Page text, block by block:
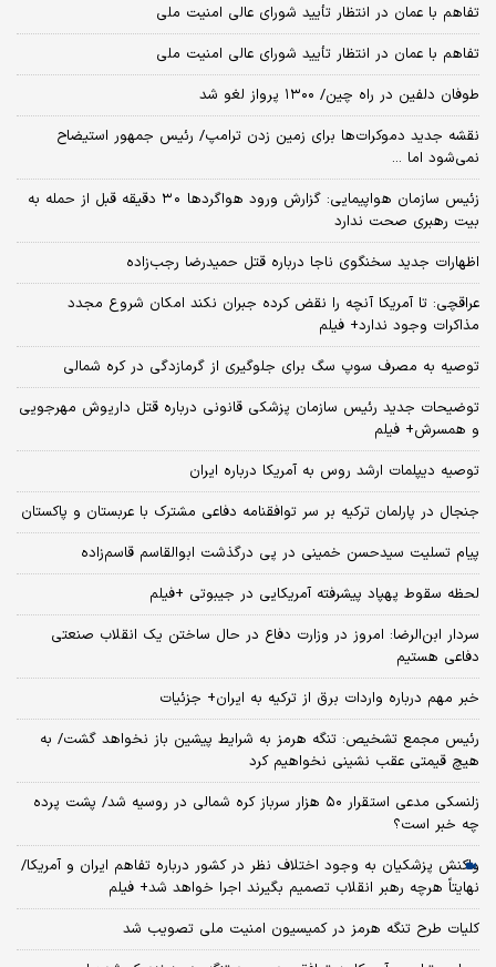
تفاهم با عمان در انتظار تأیید شورای عالی امنیت ملی
تفاهم با عمان در انتظار تأیید شورای عالی امنیت ملی
طوفان دلفین در راه چین/ ۱۳۰۰ پرواز لغو شد
نقشه جدید دموکرات‌ها برای زمین زدن ترامپ/ رئیس جمهور استیضاح
نمی‌شود اما ...
زئیس سازمان هواپیمایی: گزارش ورود هواگردها ٣٠ دقیقه قبل از حمله به
بیت رهبری صحت ندارد
اظهارات جدید سخنگوی ناجا درباره قتل حمیدرضا رجب‌زاده
عراقچی: تا آمریکا آنچه را نقض کرده جبران نکند امکان شروع مجدد
مذاکرات وجود ندارد+ فیلم
توصیه به مصرف سوپ سگ برای جلوگیری از گرمازدگی در کره شمالی
توضیحات جدید رئیس سازمان پزشکی قانونی درباره قتل داریوش مهرجویی
و همسرش+ فیلم
توصیه دیپلمات ارشد روس به آمریکا درباره ایران
جنجال در پارلمان ترکیه بر سر توافقنامه دفاعی مشترک با عربستان و پاکستان
پیام تسلیت سیدحسن خمینی در پی درگذشت ابوالقاسم قاسم‌زاده
لحظه سقوط پهپاد پیشرفته آمریکایی در جیبوتی +فیلم
سردار ابن‌الرضا: امروز در وزارت دفاع در حال ساختن یک انقلاب صنعتی
دفاعی هستیم
خبر مهم درباره واردات برق از ترکیه به ایران+ جزئیات
رئیس مجمع تشخیص: تنگه هرمز به شرایط پیشین باز نخواهد گشت/ به
هیچ قیمتی عقب نشینی نخواهیم کرد
زلنسکی مدعی استقرار ۵۰ هزار سرباز کره‌ شمالی در روسیه شد/ پشت پرده
چه خبر است؟
واکنش پزشکیان به وجود اختلاف نظر در کشور درباره تفاهم ایران و آمریکا/
نهایتاً هرچه رهبر انقلاب تصمیم بگیرند اجرا خواهد شد+ فیلم
کلیات طرح تنگه هرمز در کمیسیون امنیت ملی تصویب شد